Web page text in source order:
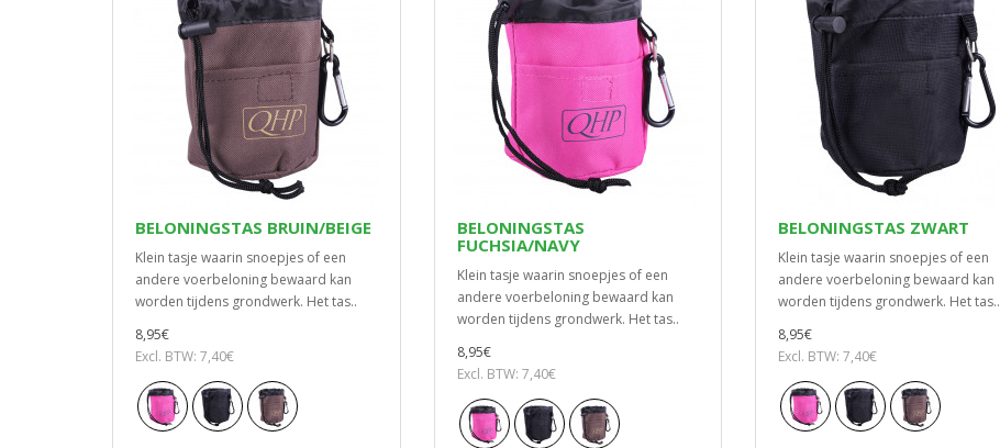
BELONINGSTAS BRUIN/BEIGE
Klein tasje waarin snoepjes of een
andere voerbeloning bewaard kan
worden tijdens grondwerk. Het tas..
8,95€
Excl. BTW: 7,40€
BELONINGSTAS
FUCHSIA/NAVY
Klein tasje waarin snoepjes of een
andere voerbeloning bewaard kan
worden tijdens grondwerk. Het tas..
8,95€
Excl. BTW: 7,40€
BELONINGSTAS ZWART
Klein tasje waarin snoepjes of een
andere voerbeloning bewaard kan
worden tijdens grondwerk. Het tas..
8,95€
Excl. BTW: 7,40€